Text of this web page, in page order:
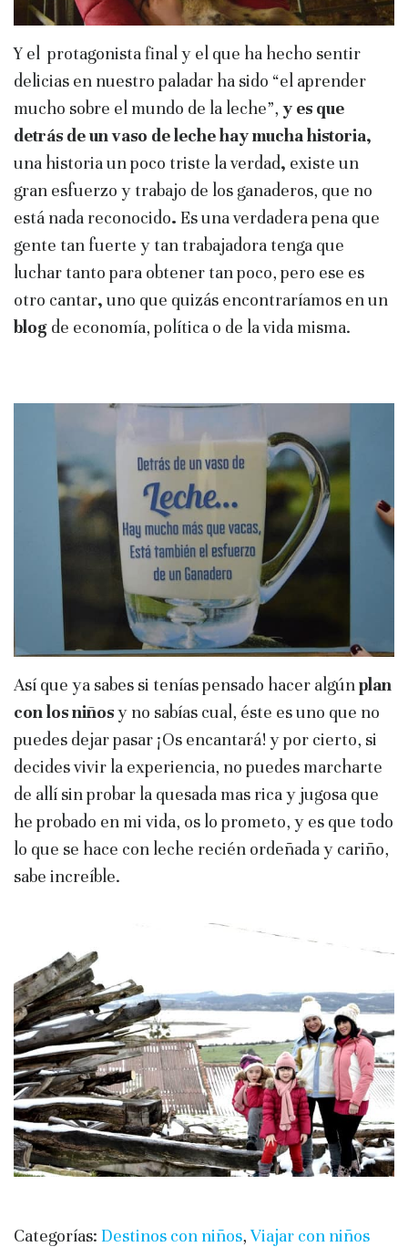
Y el protagonista final y el que ha hecho sentir
delicias en nuestro paladar ha sido “el aprender
mucho sobre el mundo de la leche”, y es que
detrás de un vaso de leche hay mucha historia,
una historia un poco triste la verdad, existe un
gran esfuerzo y trabajo de los ganaderos, que no
está nada reconocido. Es una verdadera pena que
gente tan fuerte y tan trabajadora tenga que
luchar tanto para obtener tan poco, pero ese es
otro cantar, uno que quizás encontraríamos en un
blog de economía, política o de la vida misma.
Así que ya sabes si tenías pensado hacer algúnplan
con los niñosy no sabías cual, éste es uno que no
puedes dejar pasar ¡Os encantará! y por cierto, si
decides vivir la experiencia, no puedes marcharte
de allí sin probar la quesada mas rica y jugosa que
he probado en mi vida, os lo prometo, y es que todo
lo que se hace con leche recién ordeñada y cariño,
sabe increíble.
Categorías: Destinos con niños, Viajar con niños